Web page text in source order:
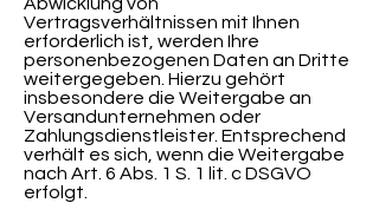
Vertragsverhältnissen mit Ihnen
erforderlich ist, werden Ihre
personenbezogenen Daten an Dritte
weitergegeben. Hierzu gehört
insbesondere die Weitergabe an
Versandunternehmen oder
Zahlungsdienstleister. Entsprechend
verhält es sich, wenn die Weitergabe
nach Art. 6 Abs. 1 S. 1 lit. c DSGVO
erfolgt.